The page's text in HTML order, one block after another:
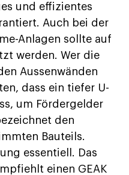
und effizientes
Auch bei der
Anlagen sollte auf
werden. Wer die
Aussenwänden
dass ein tiefer U-
um Fördergelder
den
Bauteils.
essentiell. Das
einen GEAK